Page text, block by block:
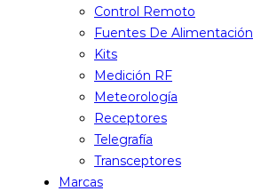
Control Remoto
Fuentes De Alimentación
Kits
Medición RF
Meteorología
Receptores
Telegrafía
Transceptores
Marcas